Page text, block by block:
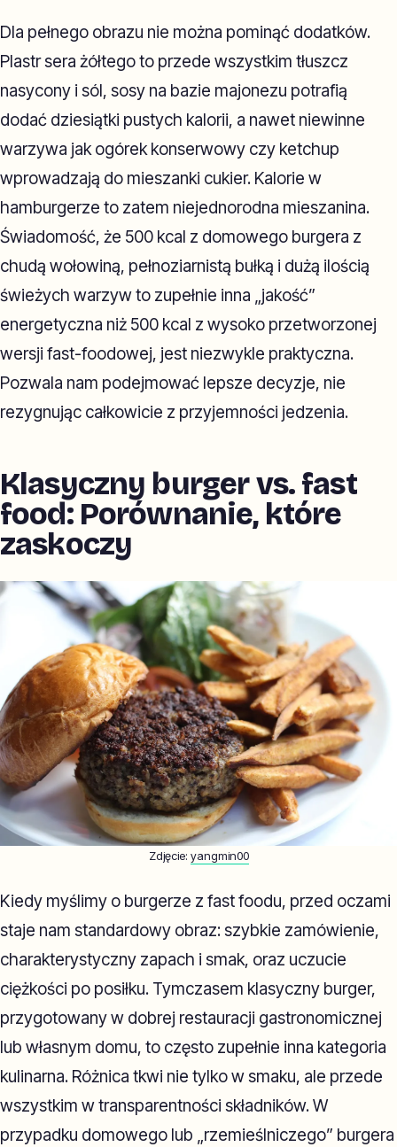
Dla pełnego obrazu nie można pominąć dodatków.
Plastr sera żółtego to przede wszystkim tłuszcz
nasycony i sól, sosy na bazie majonezu potrafią
dodać dziesiątki pustych kalorii, a nawet niewinne
warzywa jak ogórek konserwowy czy ketchup
wprowadzają do mieszanki cukier. Kalorie w
hamburgerze to zatem niejednorodna mieszanina.
Świadomość, że 500 kcal z domowego burgera z
chudą wołowiną, pełnoziarnistą bułką i dużą ilością
świeżych warzyw to zupełnie inna „jakość”
energetyczna niż 500 kcal z wysoko przetworzonej
wersji fast-foodowej, jest niezwykle praktyczna.
Pozwala nam podejmować lepsze decyzje, nie
rezygnując całkowicie z przyjemności jedzenia.
Klasyczny burger vs. fast
food: Porównanie, które
zaskoczy
Zdjęcie: yangmin00
Kiedy myślimy o burgerze z fast foodu, przed oczami
staje nam standardowy obraz: szybkie zamówienie,
charakterystyczny zapach i smak, oraz uczucie
ciężkości po posiłku. Tymczasem klasyczny burger,
przygotowany w dobrej restauracji gastronomicznej
lub własnym domu, to często zupełnie inna kategoria
kulinarna. Różnica tkwi nie tylko w smaku, ale przede
wszystkim w transparentności składników. W
przypadku domowego lub „rzemieślniczego” burgera